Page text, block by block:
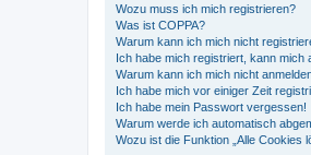
Wozu muss ich mich registrieren?
Was ist COPPA?
Warum kann ich mich nicht
Ich habe mich registriert, kann mich
Warum kann ich mich nicht
Ich habe mich vor einiger Zeit
Ich habe mein Passwort vergessen!
Warum werde ich automatisch
Wozu ist die Funktion „Alle Cookies